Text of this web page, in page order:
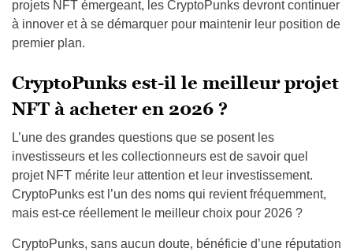
projets NFT émergeant, les CryptoPunks devront continuer
à innover et à se démarquer pour maintenir leur position de
premier plan.
CryptoPunks est-il le meilleur projet
NFT à acheter en 2026 ?
L’une des grandes questions que se posent les
investisseurs et les collectionneurs est de savoir quel
projet NFT mérite leur attention et leur investissement.
CryptoPunks est l’un des noms qui revient fréquemment,
mais est-ce réellement le meilleur choix pour 2026 ?
CryptoPunks, sans aucun doute, bénéficie d’une réputation